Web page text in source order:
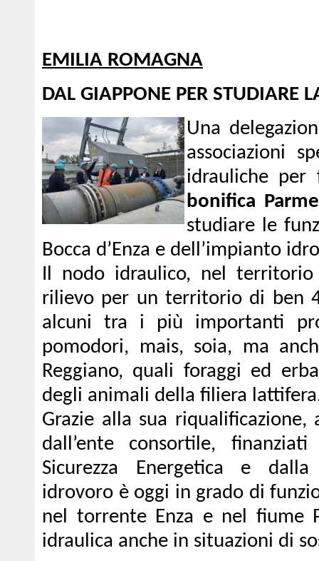
EMILIA ROMAGNA
DAL GIAPPONE PER STUDIARE
Una
associazioni
idrauliche
bonifica
studiare le
Bocca d’Enza e dell’impianto
Il nodo idraulico, nel
rilievo per un territorio di ben
alcuni tra i più importanti
pomodori, mais, soia, ma
Reggiano, quali foraggi ed
degli animali della filiera
Grazie alla sua
dall’ente consortile,
Sicurezza Energetica e dalla
idrovoro è oggi in grado di
nel torrente Enza e nel fiume
idraulica anche in situazioni di